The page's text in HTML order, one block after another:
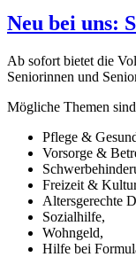
Neu bei uns:
Ab sofort bietet die
Seniorinnen und
Mögliche Themen
Pflege &
Vorsorge &
Freizeit &
Altersgerechte
Sozialhilfe,
Wohngeld,
Hilfe bei